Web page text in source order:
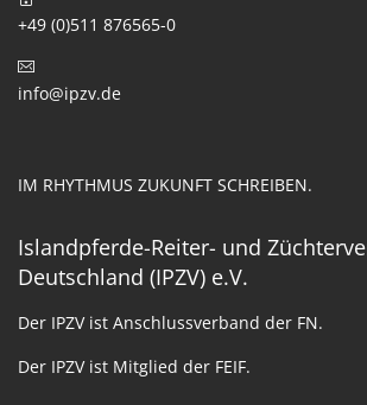
+49 (0)511 876565-0
info@ipzv.de
IM RHYTHMUS ZUKUNFT SCHREIBEN.
Islandpferde-Reiter- und
Deutschland (IPZV) e.V.
Der IPZV ist Anschlussverband der FN.
Der IPZV ist Mitglied der FEIF.